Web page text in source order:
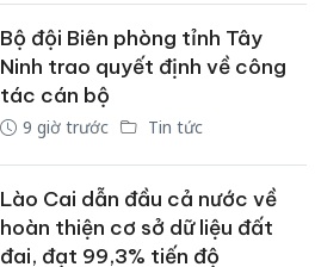
Bộ đội Biên phòng tỉnh Tây
Ninh trao quyết định về công
tác cán bộ
9 giờ trước Tin tức
Lào Cai dẫn đầu cả nước về
hoàn thiện cơ sở dữ liệu đất
đai, đạt 99,3% tiến độ